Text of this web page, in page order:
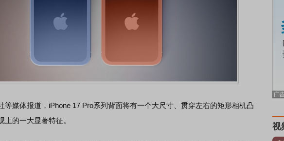
媒体报道，iPhone 17 Pro系列背面将有一个大尺寸、贯穿左右的矩形相机凸
上的一大显著特征。
视